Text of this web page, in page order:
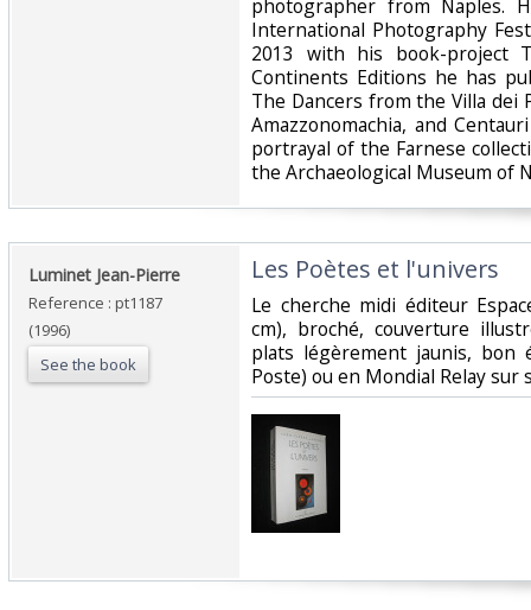
photographer from Naples.
International Photography
2013 with his book-project
Continents Editions he has
The Dancers from the Villa dei
Amazzonomachia, and
portrayal of the Farnese
the Archaeological Museum of
‎Luminet Jean-Pierre‎
Reference : pt1187
(1996)
See the book
‎Les Poètes et l'univers‎
‎Le cherche midi éditeur
cm), broché, couverture
plats légèrement jaunis, bon
Poste) ou en Mondial Relay sur